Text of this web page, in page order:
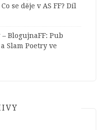
Co se děje v AS FF? Díl
BlogujnaFF: Pub
Slam Poetry ve